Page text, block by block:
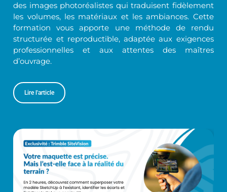
des images photoréalistes qui traduisent fidèlement
les volumes, les matériaux et les ambiances. Cette
formation vous apporte une méthode de rendu
structurée et reproductible, adaptée aux exigences
professionnelles et aux attentes des maîtres
d’ouvrage.
Lire l'article